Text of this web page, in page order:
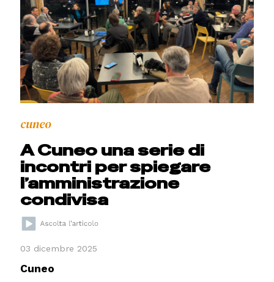
cuneo
A Cuneo una serie di
incontri per spiegare
l’amministrazione
condivisa
03 dicembre 2025
Cuneo